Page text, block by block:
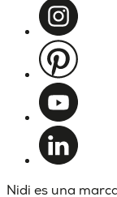
Nidi es una